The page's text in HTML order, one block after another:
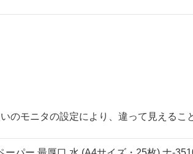
モニタの設定により、違って見えるこ